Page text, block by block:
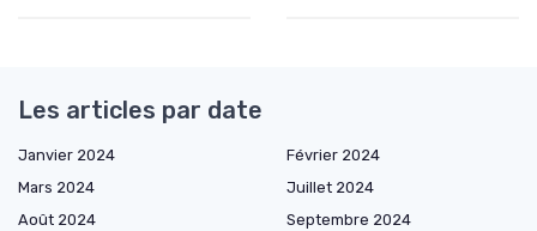
Les articles par date
Janvier 2024
Février 2024
Mars 2024
Juillet 2024
Août 2024
Septembre 2024